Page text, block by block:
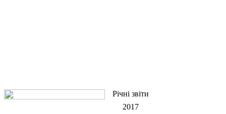
Річні звіти
2017